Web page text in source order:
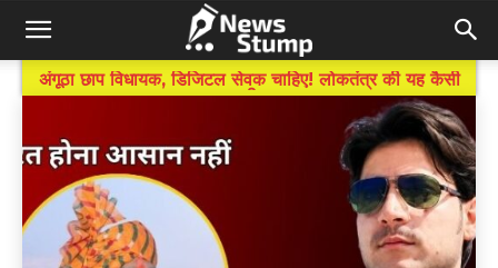
BREAKING NEWS
अंगूठा छाप विधायक, डिजिटल सेवक चाहिए! लोकतंत्र की यह कैसी
तस्वीर?